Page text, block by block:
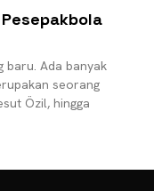
baru. Ada banyak
seorang
Özil, hingga